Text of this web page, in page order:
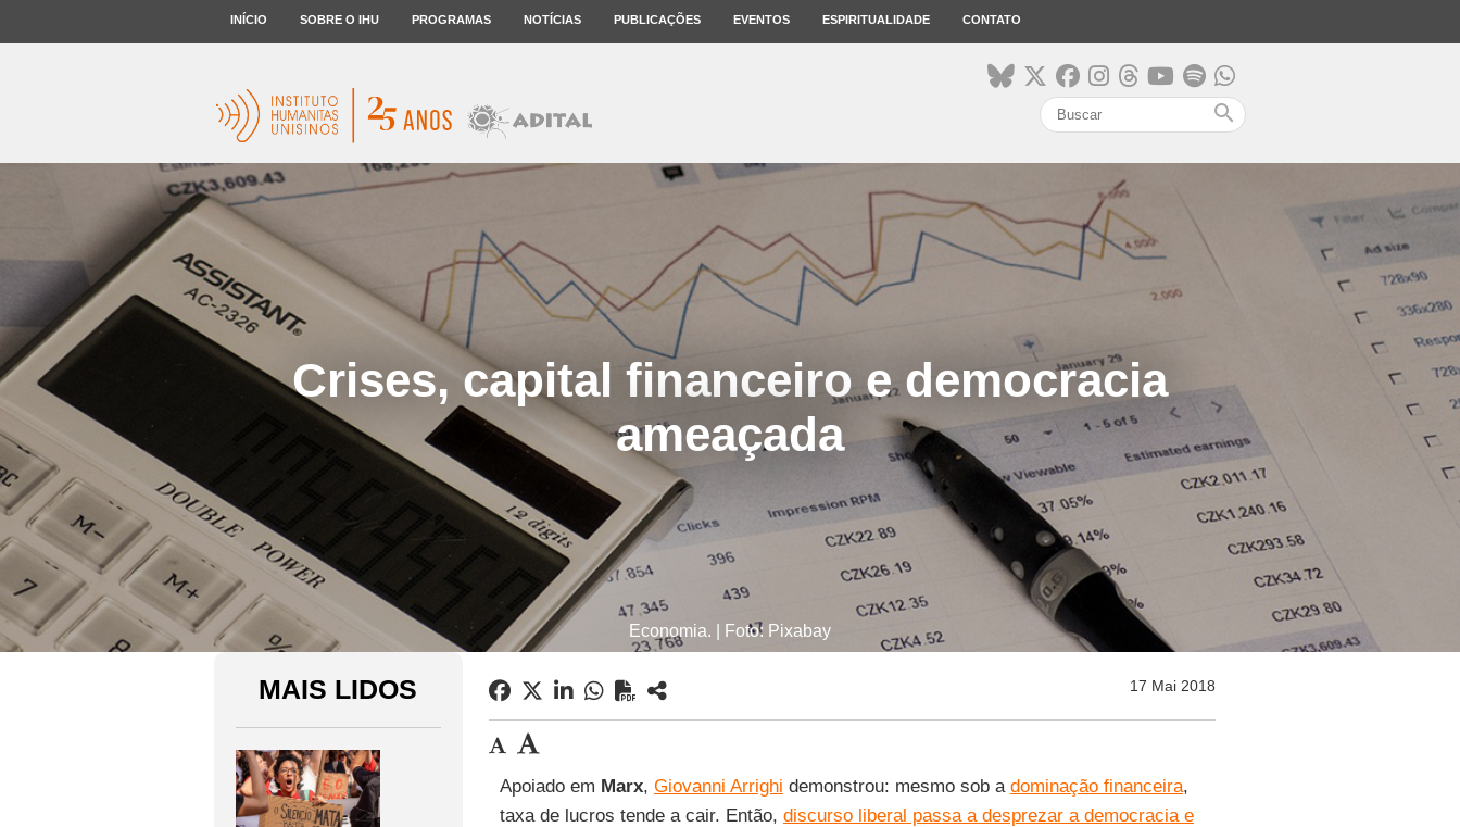
INÍCIO SOBRE O IHU PROGRAMAS NOTÍCIAS PUBLICAÇÕES EVENTOS ESPIRITUALIDADE CONTATO
search
Crises, capital financeiro e democracia
ameaçada
Economia. | Foto: Pixabay
MAIS LIDOS 17 Mai 2018
Apoiado em Marx, Giovanni Arrighi demonstrou: mesmo sob a dominação financeira,
taxa de lucros tende a cair. Então, discurso liberal passa a desprezar a democracia e